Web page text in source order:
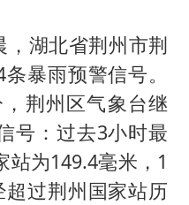
东航：国内客票提前14天免费退改
国防部：坚决反制任何闹海挑衅图谋
日本试射“战斧”导弹，国防部回应
韩磊 谁帮谁
获《歌手2026》歌王
，湖北省荆州市荆
暴雨预警信号。
荆州区气象台继
号：过去3小时最
站为149.4毫米，1
过荆州国家站历